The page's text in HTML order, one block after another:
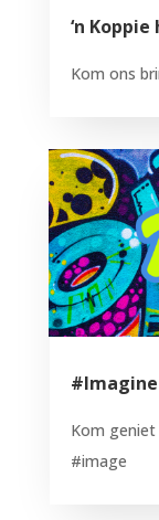
‘n Koppie
Kom ons
Kom
#image